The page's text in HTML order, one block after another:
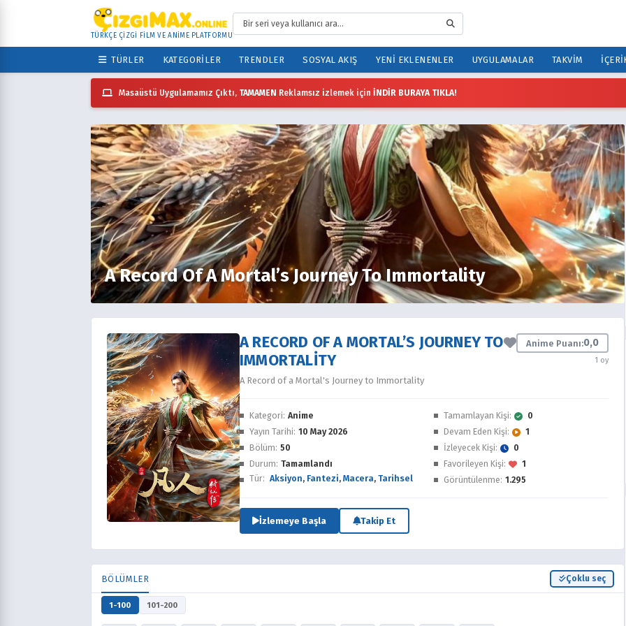
TÜRKÇE ÇİZGİ FİLM VE ANİME PLATFORMU
TÜRLER KATEGORILER TRENDLER SOSYAL AKIŞ YENI EKLENENLER UYGULAMALAR TAKVIM
Masaüstü Uygulamamız Çıktı, TAMAMEN Reklamsız izlemek için İNDİR BURAYA TIKLA!
A Record Of A Mortal’s Journey To Immortality
A RECORD OF A MORTAL’S JOURNEY TO
IMMORTALITY
A Record of a Mortal's Journey to Immortality
Anime Puanı:0,0
1 oy
Kategori: Anime
Yayın Tarihi: 10 May 2026
Bölüm: 50
Durum: Tamamlandı
Tür: Aksiyon, Fantezi, Macera, Tarihsel
Tamamlayan Kişi:
0
Devam Eden Kişi:
1
İzleyecek Kişi:
0
Favorileyen Kişi:
1
Görüntülenme: 1.295
İzlemeye Başla Takip Et
BÖLÜMLER Çoklu seç
1-100 101-200